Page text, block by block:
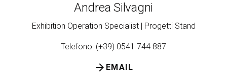
Andrea Silvagni
Exhibition Operation Specialist | Progetti Stand
Telefono: (+39) 0541 744 887
EMAIL
arrow_forward